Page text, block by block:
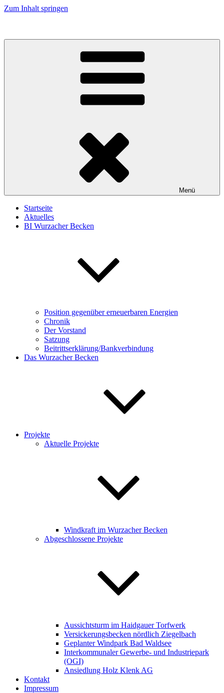
Zum Inhalt springen
Menü
Startseite
Aktuelles
BI Wurzacher Becken
Position gegenüber erneuerbaren Energien
Chronik
Der Vorstand
Satzung
Beitrittserklärung/Bankverbindung
Das Wurzacher Becken
Projekte
Aktuelle Projekte
Windkraft im Wurzacher Becken
Abgeschlossene Projekte
Aussichtsturm im Haidgauer Torfwerk
Versickerungsbecken nördlich Ziegelbach
Geplanter Windpark Bad Waldsee
Interkommunaler Gewerbe- und Industriepark
(OGI)
Ansiedlung Holz Klenk AG
Kontakt
Impressum